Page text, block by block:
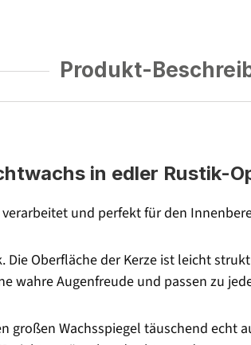
Produkt-
in edler Rustik-
und perfekt für den
Die Oberfläche der Kerze ist leicht
wahre Augenfreude und passen zu
großen Wachsspiegel täuschend echt